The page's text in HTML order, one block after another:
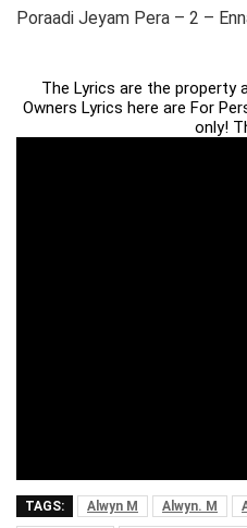
Poraadi Jeyam Pera – 2 –
The Lyrics are the property
Owners Lyrics here are For
only!
TAGS: Alwyn M Alwyn. M